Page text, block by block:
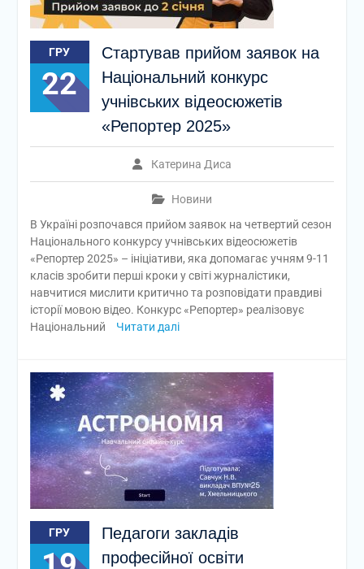
ГРУ
22
Стартував прийом заявок на
Національний конкурс
учнівських відеосюжетів
«Репортер 2025»
Катерина Диса
Новини
В Україні розпочався прийом заявок на четвертий сезон
Національного конкурсу учнівських відеосюжетів
«Репортер 2025» – ініціативи, яка допомагає учням 9-11
класів зробити перші кроки у світі журналістики,
навчитися мислити критично та розповідати правдиві
історії мовою відео. Конкурс «Репортер» реалізовує
Національний
Читати далі
ГРУ
Педагоги закладів
професійної освіти